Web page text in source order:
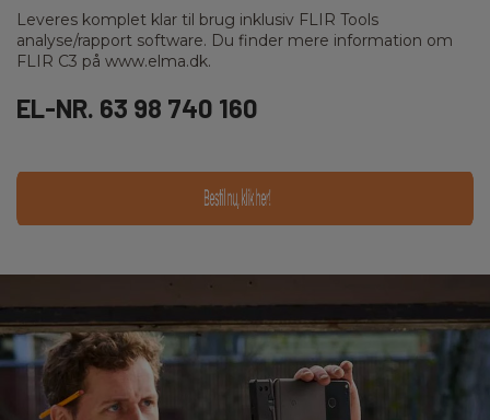
Leveres komplet klar til brug inklusiv FLIR Tools
analyse/rapport software. Du finder mere information om
FLIR C3 på www.elma.dk.
EL-NR. 63 98 740 160